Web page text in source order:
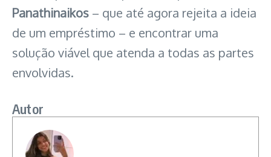
Panathinaikos – que até agora rejeita a ideia
de um empréstimo – e encontrar uma
solução viável que atenda a todas as partes
envolvidas.
Autor